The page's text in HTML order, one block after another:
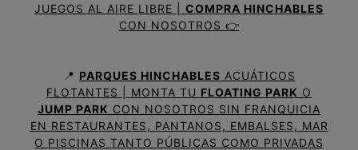
JUEGOS AL AIRE LIBRE | COMPRA HINCHABLES
CON NOSOTROS 👉
📍 PARQUES HINCHABLES ACUÁTICOS
FLOTANTES | MONTA TU FLOATING PARK O
JUMP PARK CON NOSOTROS SIN FRANQUICIA
EN RESTAURANTES, PANTANOS, EMBALSES, MAR
O PISCINAS TANTO PÚBLICAS COMO PRIVADAS